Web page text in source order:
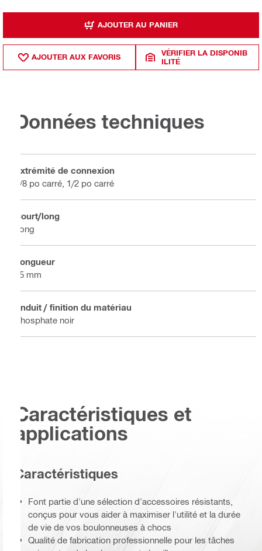
AJOUTER AU PANIER
AJOUTER AUX FAVORIS
VÉRIFIER LA DISPONIB
ILITÉ
Données techniques
Extrémité de connexion
3/8 po carré, 1/2 po carré
Court/long
Long
Longueur
45 mm
Enduit / finition du matériau
Phosphate noir
Caractéristiques et
applications
Caractéristiques
Font partie d'une sélection d'accessoires résistants,
conçus pour vous aider à maximiser l'utilité et la durée
de vie de vos boulonneuses à chocs
Qualité de fabrication professionnelle pour les tâches